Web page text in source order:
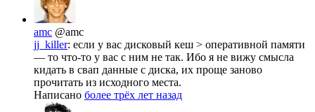
amc @amc
jj_killer: если у вас дисковый кеш > оперативной памяти
— то что-то у вас с ним не так. Ибо я не вижу смысла
кидать в свап данные с диска, их проще заново
прочитать из исходного места.
Написано более трёх лет назад